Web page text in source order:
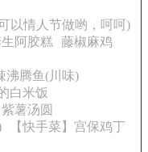
以情人节做哟，呵呵)
阿胶糕
藤椒麻鸡
沸腾鱼(川味)
白米饭
紫薯汤圆
【快手菜】宫保鸡丁